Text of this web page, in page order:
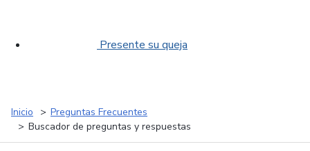
Presente su queja
Inicio
Preguntas Frecuentes
Buscador de preguntas y respuestas